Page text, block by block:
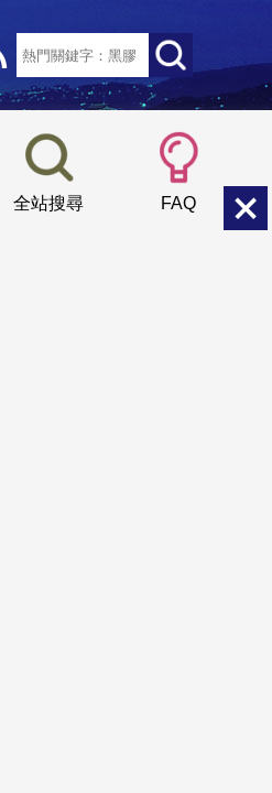
全站搜尋 FAQ
小 中